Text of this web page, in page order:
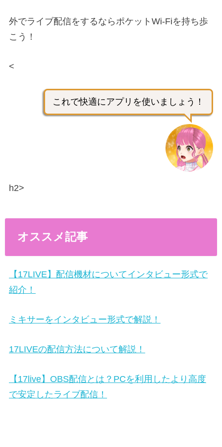
外でライブ配信をするならポケットWi-Fiを持ち歩
こう！
<
これで快適にアプリを使いましょう！
h2>
オススメ記事
【17LIVE】配信機材についてインタビュー形式で
紹介！
ミキサーをインタビュー形式で解説！
17LIVEの配信方法について解説！
【17live】OBS配信とは？PCを利用したより高度
で安定したライブ配信！